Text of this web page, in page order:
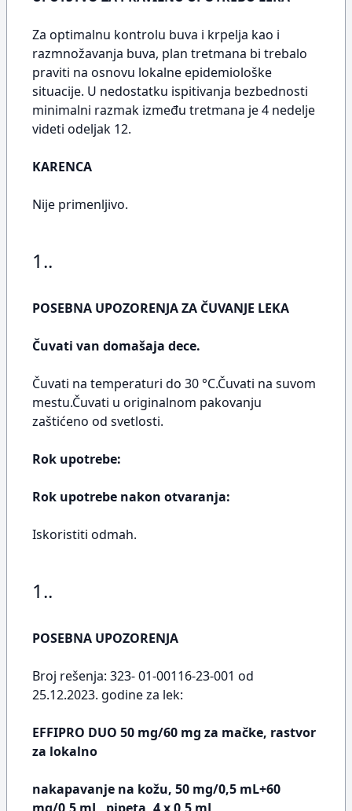
Za optimalnu kontrolu buva i krpelja kao i
razmnožavanja buva, plan tretmana bi trebalo
praviti na osnovu lokalne epidemiološke
situacije. U nedostatku ispitivanja bezbednosti
minimalni razmak između tretmana je 4 nedelje
videti odeljak 12.
KARENCA
Nije primenljivo.
1..
POSEBNA UPOZORENJA ZA ČUVANJE LEKA
Čuvati van domašaja dece.
Čuvati na temperaturi do 30 °C.Čuvati na suvom
mestu.Čuvati u originalnom pakovanju
zaštićeno od svetlosti.
Rok upotrebe:
Rok upotrebe nakon otvaranja:
Iskoristiti odmah.
1..
POSEBNA UPOZORENJA
Broj rešenja: 323- 01-00116-23-001 od
25.12.2023. godine za lek:
EFFIPRO DUO 50 mg/60 mg za mačke, rastvor
za lokalno
nakapavanje na kožu, 50 mg/0,5 mL+60